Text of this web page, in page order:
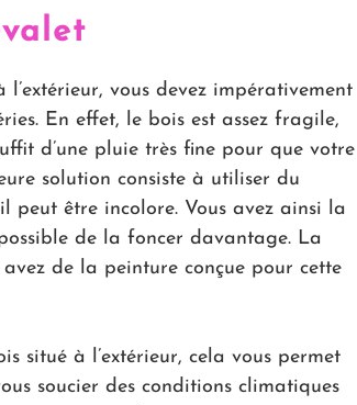
vous devez impérativement
En effet, le bois est assez fragile,
d’une pluie très fine pour que votre
solution consiste à utiliser du
peut être incolore. Vous avez ainsi la
de la foncer davantage. La
de la peinture conçue pour cette
situé à l’extérieur, cela vous permet
soucier des conditions climatiques